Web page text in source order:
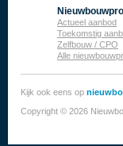
Actueel aanbod
Toekomstig
Zelfbouw / CPO
Alle
Kijk ook eens op
Copyright © 2026